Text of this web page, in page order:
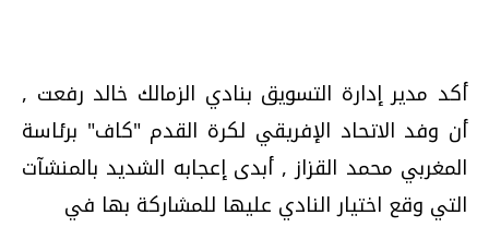
أكد مدير إدارة التسويق بنادي الزمالك خالد رفعت ,
أن وفد الاتحاد الإفريقي لكرة القدم "كاف" برئاسة
المغربي محمد القزاز , أبدى إعجابه الشديد بالمنشآت
التي وقع اختيار النادي عليها للمشاركة بها في